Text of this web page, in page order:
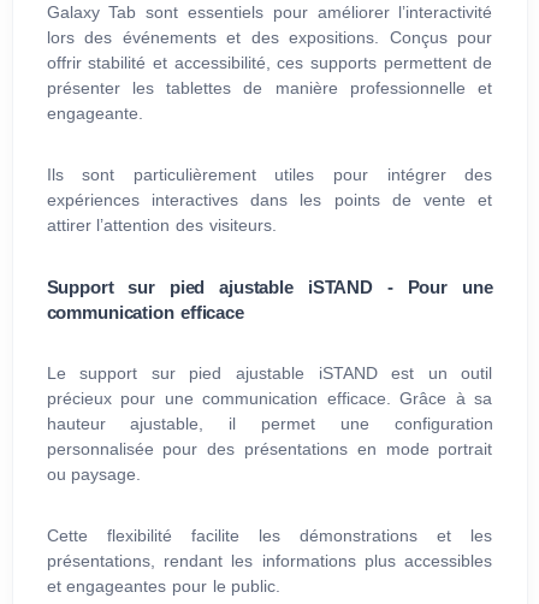
Galaxy Tab sont essentiels pour améliorer l’interactivité
lors des événements et des expositions. Conçus pour
offrir stabilité et accessibilité, ces supports permettent de
présenter les tablettes de manière professionnelle et
engageante.
Ils sont particulièrement utiles pour intégrer des
expériences interactives dans les points de vente et
attirer l’attention des visiteurs.
Support sur pied ajustable iSTAND - Pour une
communication efficace
Le support sur pied ajustable iSTAND est un outil
précieux pour une communication efficace. Grâce à sa
hauteur ajustable, il permet une configuration
personnalisée pour des présentations en mode portrait
ou paysage.
Cette flexibilité facilite les démonstrations et les
présentations, rendant les informations plus accessibles
et engageantes pour le public.